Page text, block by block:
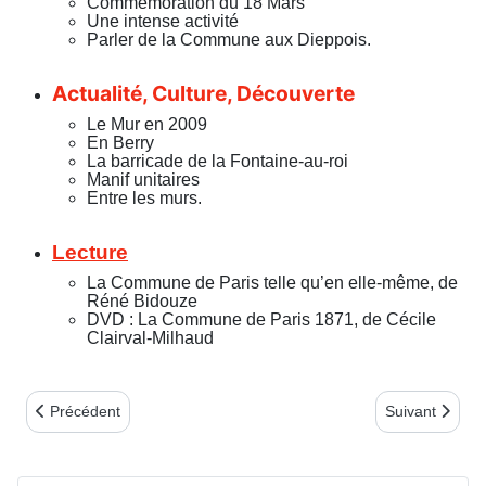
Une intense activité
Parler de la Commune aux Dieppois.
Actualité, Culture, Découverte
Le Mur en 2009
En Berry
La barricade de la Fontaine-au-roi
Manif unitaires
Entre les murs.
Lecture
La Commune de Paris telle qu’en elle-même, de
Réné Bidouze
DVD : La Commune de Paris 1871, de Cécile
Clairval-Milhaud
Article précédent : Bulletin n°40 - 4ème trim. 2009
Précédent Article suivant
Suivant